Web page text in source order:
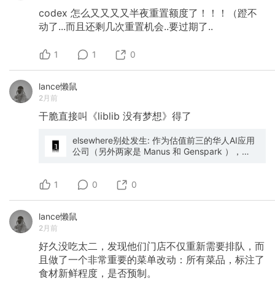
codex 怎么又又又又半夜重置额度了！！！（蹬不
动了...而且还剩几次重置机会..要过期了..
1 1 0
lance懒鼠
2月前
干脆直接叫《liblib 没有梦想》得了
elsewhere别处发生: 作为估值前三的华人AI应用
公司（另外两家是 Manus 和 Genspark ），
应依然是 Token 中转站：用户来这里，是为了最
常情况的这个数字应该是70%以上。 即便在投资
点代表。但据我的感知，很少有公司像 Liblib 一
样，会使没投它的投资人形成如此强烈的不解、
甚至是抨击。在一家投了 Liblib 的基金里，另一
位合伙人对我们说：“这公司早晚会爆雷。” 但这
1 0 0
lance懒鼠
2月前
好久没吃太二，发现他们门店不仅重新需要排队，而
且做了一个非常重要的菜单改动：所有菜品，标注了
食材新鲜程度，是否预制。